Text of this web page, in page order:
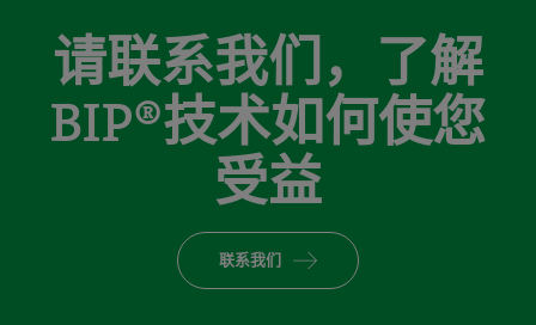
请联系我们，了解
BIP®技术如何使您
受益
联系我们